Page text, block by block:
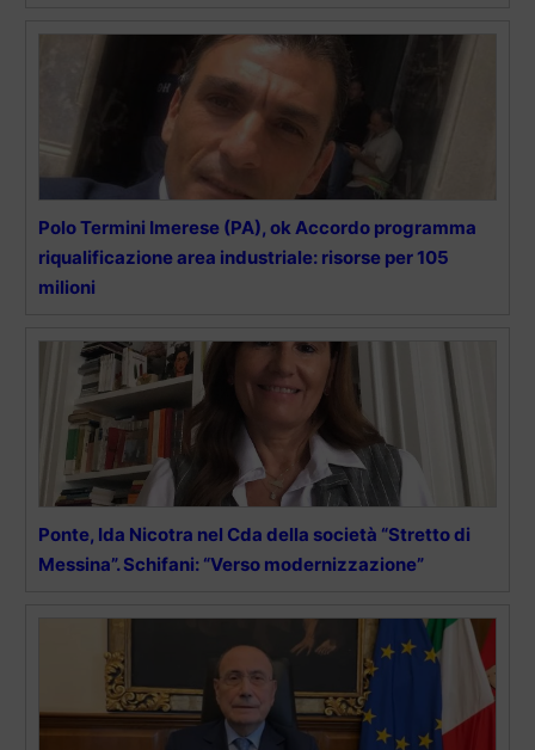
Polo Termini Imerese (PA), ok Accordo programma
riqualificazione area industriale: risorse per 105
milioni
Ponte, Ida Nicotra nel Cda della società “Stretto di
Messina”. Schifani: “Verso modernizzazione”